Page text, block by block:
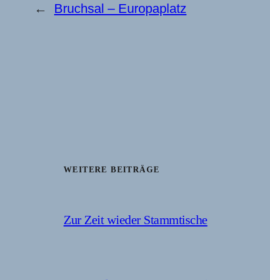
← Bruchsal – Europaplatz
WEITERE BEITRÄGE
Zur Zeit wieder Stammtische